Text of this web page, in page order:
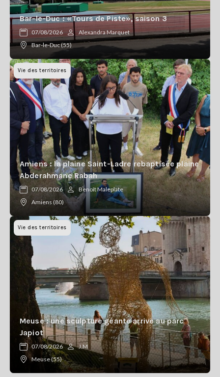
Bar-le-Duc : «Tours de Piste», saison 3
07/08/2026
Alexandra Marquet
Bar-le-Duc (55)
Vie des territoires
Amiens : la plaine Saint-Ladre rebaptisée plaine
Abderahmane Rabah
07/08/2026
Benoît Maleplate
Amiens (80)
Vie des territoires
Meuse : une sculpture géante arrive au parc
Japiot
07/08/2026
J.M
Meuse (55)